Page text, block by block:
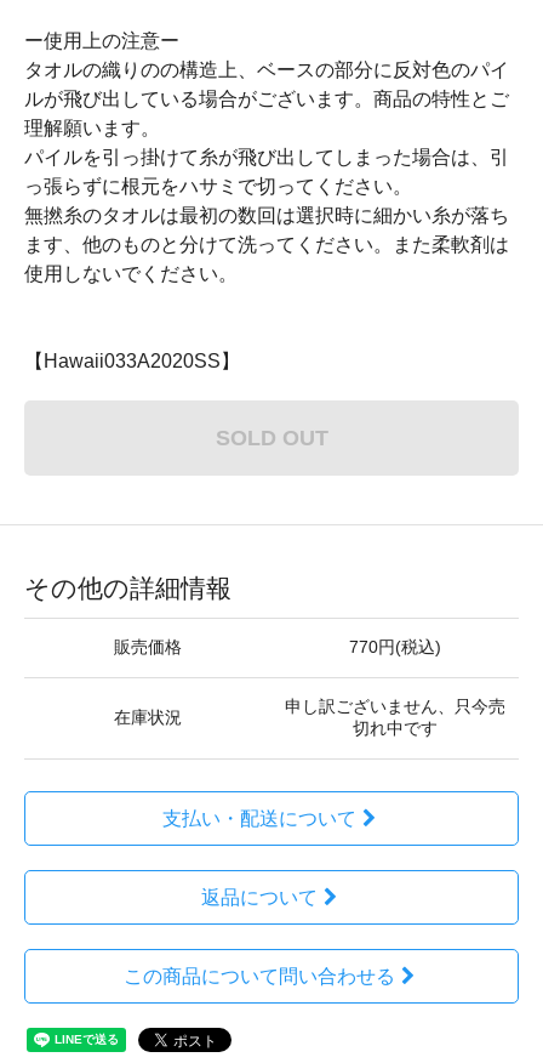
ー使用上の注意ー
タオルの織りのの構造上、ベースの部分に反対色のパイ
ルが飛び出している場合がございます。商品の特性とご
理解願います。
パイルを引っ掛けて糸が飛び出してしまった場合は、引
っ張らずに根元をハサミで切ってください。
無撚糸のタオルは最初の数回は選択時に細かい糸が落ち
ます、他のものと分けて洗ってください。また柔軟剤は
使用しないでください。
【Hawaii033A2020SS】
SOLD OUT
その他の詳細情報
販売価格 770円(税込)
在庫状況
申し訳ございません、只今売
切れ中です
支払い・配送について
返品について
この商品について問い合わせる